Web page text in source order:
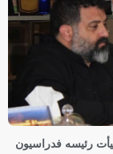
رئیسه فدراسیون